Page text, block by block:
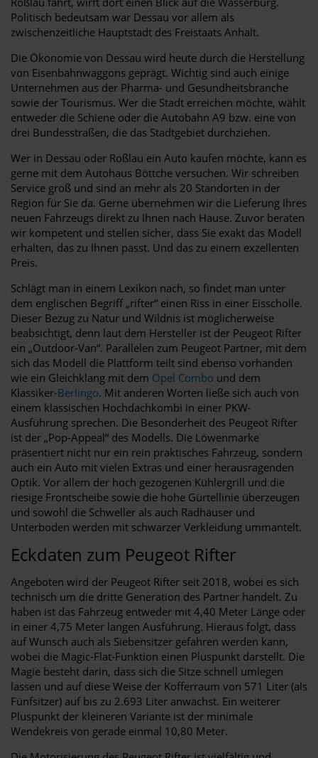
Politisch bedeutsam war Dessau vor allem als
zwischenzeitliche Hauptstadt des Freistaats Anhalt.
Die Ökonomie von Dessau wird heute durch die Herstellung
von Eisenbahnwaggons geprägt. Wichtig sind auch einige
Unternehmen aus der Pharma- und Gesundheitsbranche
sowie der Tourismus. Wer die Stadt erreichen möchte, wählt
entweder die Schiene oder die Autobahn A9 bzw. eine von
drei Bundesstraßen, die das Stadtgebiet durchziehen.
Wer in Dessau oder Roßlau ein Auto kaufen möchte, kann es
gerne mit dem Autohaus Böttche versuchen. Wir schreiben
Service groß und sind an mehr als 20 Standorten in der
Region für Sie da. Gerne übernehmen wir die Lieferung Ihres
neuen Fahrzeugs direkt zu Ihnen nach Hause. Zuvor beraten
wir kompetent und stellen sicher, dass Sie exakt das Modell
erhalten, das zu Ihnen passt. Und das zu einem exzellenten
Preis.
Schlägt man in einem Lexikon nach, so findet man unter
dem englischen Begriff „rifter“ einen Riss in einer Eisscholle.
Dieser Bezug zu Natur und Wildnis ist möglicherweise
beabsichtigt, denn laut dem Hersteller ist der Peugeot Rifter
ein „Outdoor-Van“. Parallelen zum Peugeot Partner, mit dem
sich das Modell die Plattform teilt sind ebenso vorhanden
wie ein Gleichklang mit dem Opel Combo und dem
Klassiker-Berlingo. Mit anderen Worten ließe sich auch von
einem klassischen Hochdachkombi in einer PKW-
Ausführung sprechen. Die Besonderheit des Peugeot Rifter
ist der „Pop-Appeal“ des Modells. Die Löwenmarke
präsentiert nicht nur ein rein praktisches Fahrzeug, sondern
auch ein Auto mit vielen Extras und einer herausragenden
Optik. Vor allem der hoch gezogenen Kühlergrill und die
riesige Frontscheibe sowie die hohe Gürtellinie überzeugen
und sowohl die Schweller als auch Radhäuser und
Unterboden werden mit schwarzer Verkleidung ummantelt.
Eckdaten zum Peugeot Rifter
Angeboten wird der Peugeot Rifter seit 2018, wobei es sich
technisch um die dritte Generation des Partner handelt. Zu
haben ist das Fahrzeug entweder mit 4,40 Meter Länge oder
in einer 4,75 Meter langen Ausführung. Hieraus folgt, dass
auf Wunsch auch als Siebensitzer gefahren werden kann,
wobei die Magic-Flat-Funktion einen Pluspunkt darstellt. Die
Magie besteht darin, dass sich die Sitze schnell umlegen
lassen und auf diese Weise der Kofferraum von 571 Liter (als
Fünfsitzer) auf bis zu 2.693 Liter anwächst. Ein weiterer
Pluspunkt der kleineren Variante ist der minimale
Wendekreis von gerade einmal 10,80 Meter.